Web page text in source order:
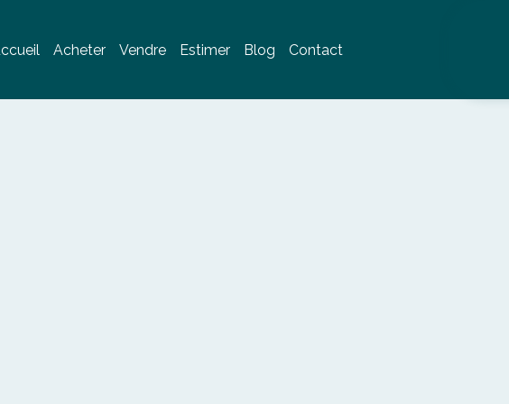
Acheter Vendre Estimer Blog Contact